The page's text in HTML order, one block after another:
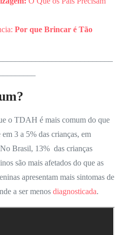
Por que Brincar é Tão
o TDAH é mais comum do que
em 3 a 5% das crianças, em
Brasil, 13% das crianças
são mais afetados do que as
apresentam mais sintomas de
a ser menosdiagnosticada.